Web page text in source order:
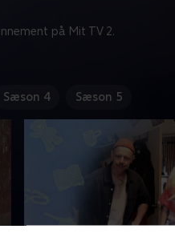
på Mit TV 2.
Sæson 4 Sæson 5